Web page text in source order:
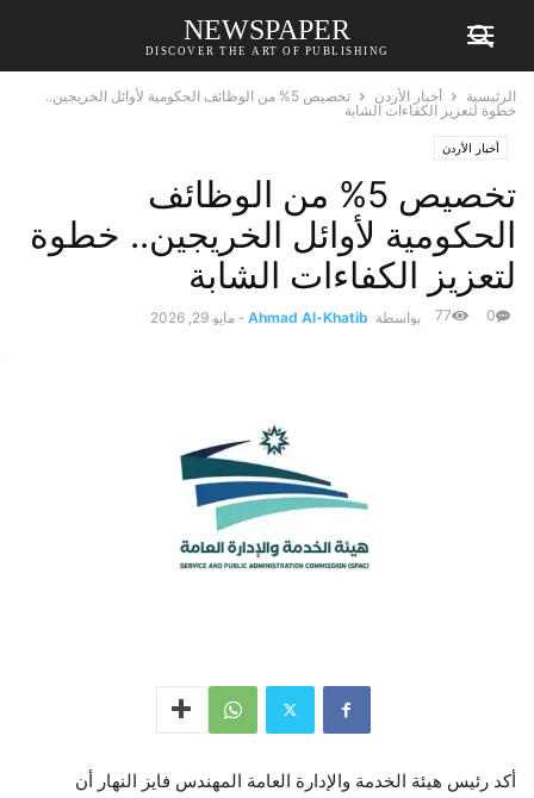
NEWSPAPER
DISCOVER THE ART OF PUBLISHING
الرئيسية أخبار الأردن
تخصيص 5% من الوظائف الحكومية لأوائل الخريجين..
خطوة لتعزيز الكفاءات الشابة
أخبار الأردن
تخصيص 5% من الوظائف
الحكومية لأوائل الخريجين.. خطوة
لتعزيز الكفاءات الشابة
بواسطة Ahmad Al-Khatib
- مايو 29, 2026 0
77
أكد رئيس هيئة الخدمة والإدارة العامة المهندس فايز النهار أن